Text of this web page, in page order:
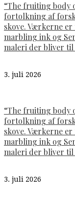
“The fruiting body
fortolkning af
skove. Værkerne
marbling ink og
maleri der bliver
3. juli 2026
“The fruiting body
fortolkning af
skove. Værkerne
marbling ink og
maleri der bliver
3. juli 2026